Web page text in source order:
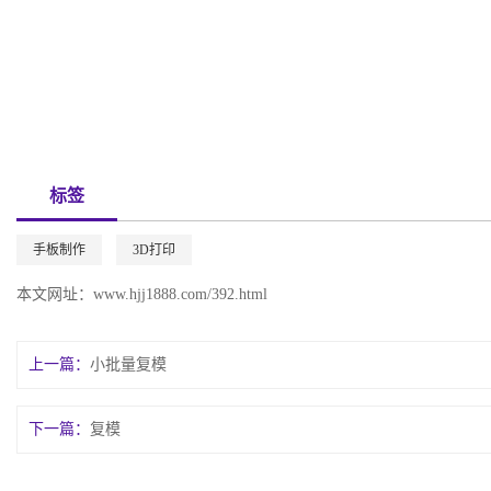
标签
手板制作 3D打印
本文网址： www.hjj1888.com/392.html
上一篇： 小批量复模
下一篇： 复模